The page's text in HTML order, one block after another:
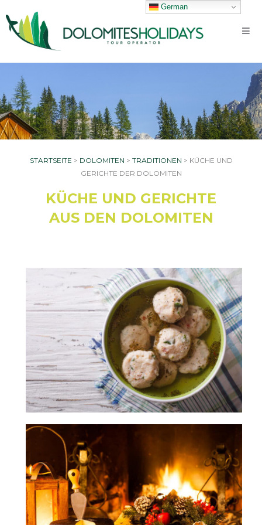
zum
Inhalt
STARTSEITE > DOLOMITEN > TRADITIONEN > KÜCHE UND
GERICHTE DER DOLOMITEN
KÜCHE UND GERICHTE
AUS DEN DOLOMITEN
German